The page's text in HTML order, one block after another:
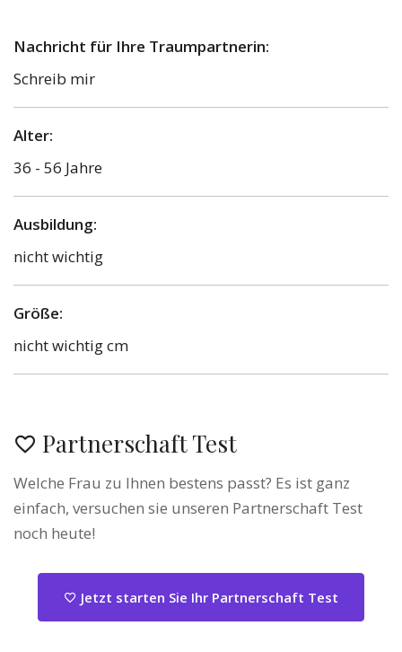
Nachricht für Ihre Traumpartnerin:
Schreib mir
Alter:
36 - 56 Jahre
Ausbildung:
nicht wichtig
Größe:
nicht wichtig cm
Partnerschaft Test
Welche Frau zu Ihnen bestens passt? Es ist ganz
einfach, versuchen sie unseren Partnerschaft Test
noch heute!
Jetzt starten Sie Ihr Partnerschaft Test